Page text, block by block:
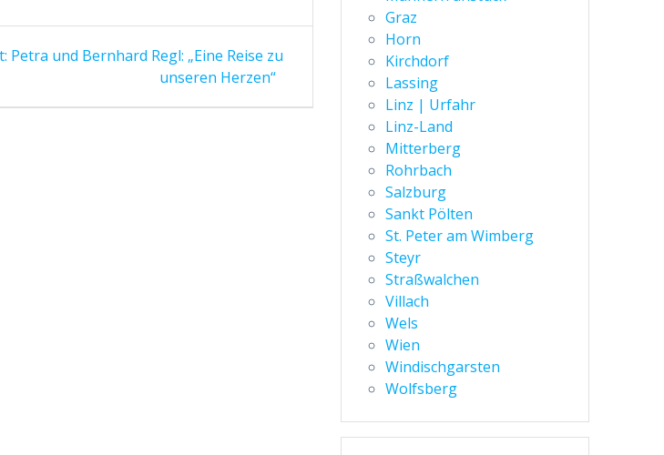
Next
Petra und Bernhard Regl: „Eine Reise zu
unseren Herzen“
Graz
Horn
Kirchdorf
Lassing
Linz | Urfahr
Linz-Land
Mitterberg
Rohrbach
Salzburg
Sankt Pölten
St. Peter am Wimberg
Steyr
Straßwalchen
Villach
Wels
Wien
Windischgarsten
Wolfsberg